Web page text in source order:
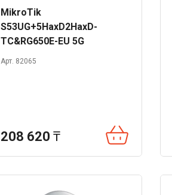
MikroTik
S53UG+5HaxD2HaxD-
TC&RG650E-EU 5G
Арт. 82065
208 620 ₸